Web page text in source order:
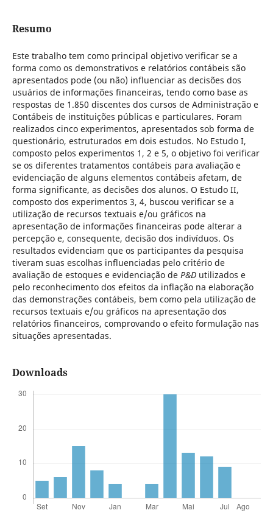
Resumo
Este trabalho tem como principal objetivo verificar se a
forma como os demonstrativos e relatórios contábeis são
apresentados pode (ou não) influenciar as decisões dos
usuários de informações financeiras, tendo como base as
respostas de 1.850 discentes dos cursos de Administração e
Contábeis de instituições públicas e particulares. Foram
realizados cinco experimentos, apresentados sob forma de
questionário, estruturados em dois estudos. No Estudo I,
composto pelos experimentos 1, 2 e 5, o objetivo foi verificar
se os diferentes tratamentos contábeis para avaliação e
evidenciação de alguns elementos contábeis afetam, de
forma significante, as decisões dos alunos. O Estudo II,
composto dos experimentos 3, 4, buscou verificar se a
utilização de recursos textuais e/ou gráficos na
apresentação de informações financeiras pode alterar a
percepção e, consequente, decisão dos indivíduos. Os
resultados evidenciam que os participantes da pesquisa
tiveram suas escolhas influenciadas pelo critério de
avaliação de estoques e evidenciação de P&Dutilizados e
pelo reconhecimento dos efeitos da inflação na elaboração
das demonstrações contábeis, bem como pela utilização de
recursos textuais e/ou gráficos na apresentação dos
relatórios financeiros, comprovando o efeito formulação nas
situações apresentadas.
Downloads